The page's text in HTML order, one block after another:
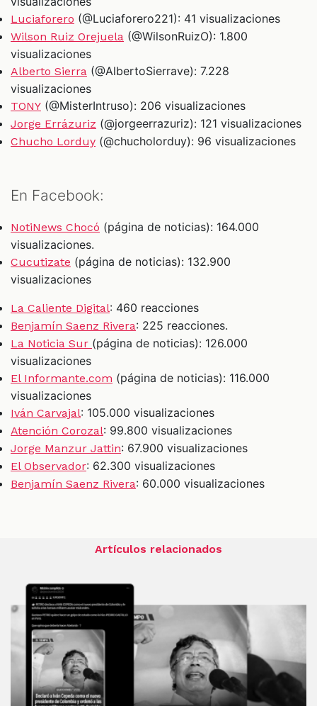
Luciaforero (@Luciaforero221): 41 visualizaciones
Wilson Ruiz Orejuela (@WilsonRuizO): 1.800
visualizaciones
Alberto Sierra (@AlbertoSierrave): 7.228
visualizaciones
TONY (@MisterIntruso): 206 visualizaciones
Jorge Errázuriz (@jorgeerrazuriz): 121 visualizaciones
Chucho Lorduy (@chucholorduy): 96 visualizaciones
En Facebook:
NotiNews Chocó (página de noticias): 164.000
visualizaciones.
Cucutizate (página de noticias): 132.900
visualizaciones
La Caliente Digital: 460 reacciones
Benjamín Saenz Rivera: 225 reacciones.
La Noticia Sur (página de noticias): 126.000
visualizaciones
El Informante.com (página de noticias): 116.000
visualizaciones
Iván Carvajal: 105.000 visualizaciones
Atención Corozal: 99.800 visualizaciones
Jorge Manzur Jattin: 67.900 visualizaciones
El Observador: 62.300 visualizaciones
Benjamín Saenz Rivera: 60.000 visualizaciones
Artículos relacionados